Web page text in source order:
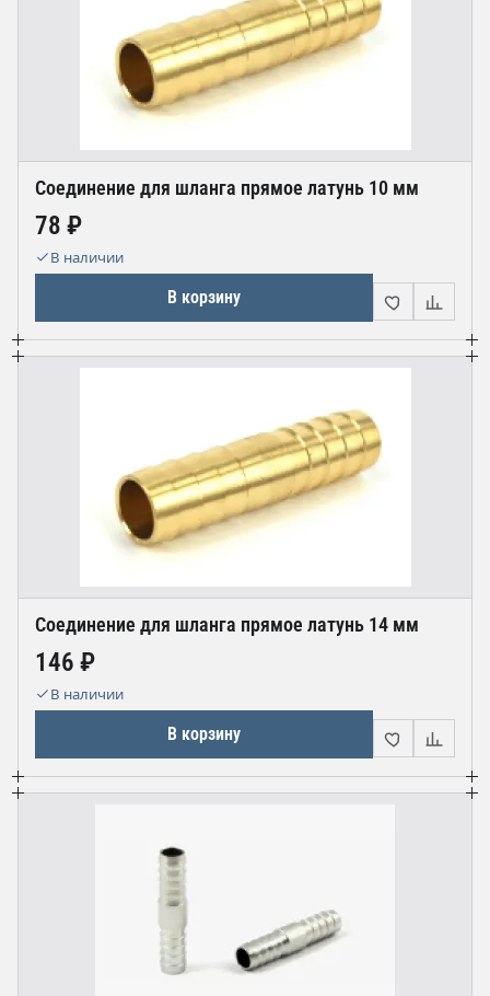
Соединение для шланга прямое латунь 10 мм
78 ₽
В наличии
В корзину
Соединение для шланга прямое латунь 14 мм
146 ₽
В наличии
В корзину